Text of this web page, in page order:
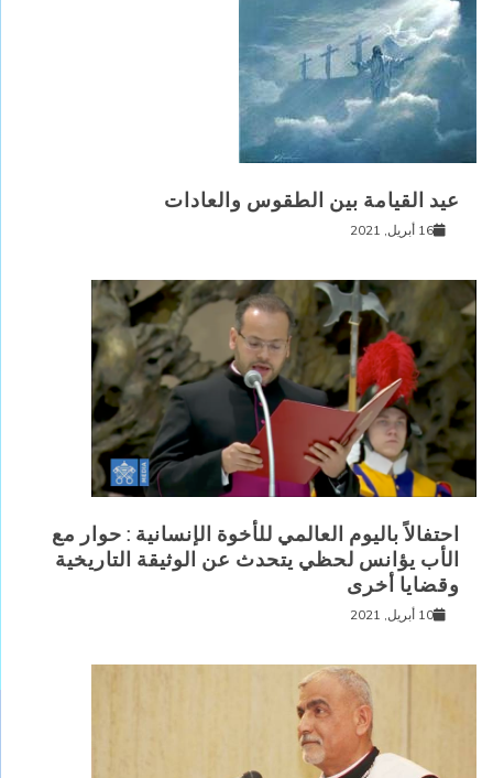
عيد القيامة بين الطقوس والعادات
16 أبريل, 2021
احتفالاً باليوم العالمي للأخوة الإنسانية : حوار مع
الأب يؤانس لحظي يتحدث عن الوثيقة التاريخية
وقضايا أخرى
10 أبريل, 2021